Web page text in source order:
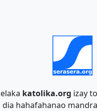
katolika.org izay
hahafahanao